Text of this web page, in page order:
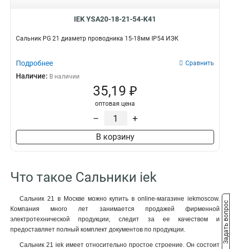
IEK YSA20-18-21-54-K41
Сальник PG 21 диаметр проводника 15-18мм IP54 ИЭК
Подробнее Сравнить
Наличие: В наличии
35,19 ₽
оптовая цена
– +
В корзину
Что такое Сальники iek
Сальник 21 в Москве можно купить в online-магазине iekmoscow.
Компания много лет занимается продажей фирменной
электротехнической продукции, следит за ее качеством и
предоставляет полный комплект документов по продукции.
Сальник 21 iek имеет относительно простое строение. Он состоит
Задать вопрос